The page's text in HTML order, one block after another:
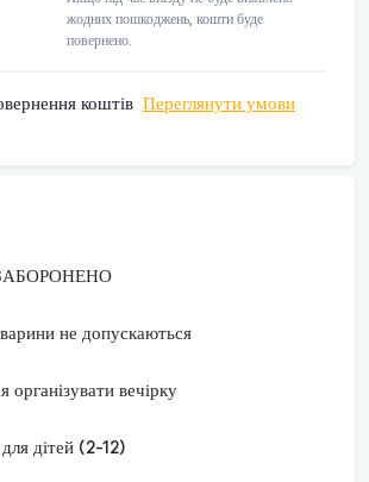
жодних пошкоджень, кошти буде
повернено.
коштів Переглянути умови
не допускаються
організувати вечірку
дітей (2-12)